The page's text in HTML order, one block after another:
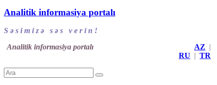
Analitik informasiya portalı
S ə s i m i z ə s ə s v e r i n !
Analitik informasiya portalı
AZ |
RU | TR